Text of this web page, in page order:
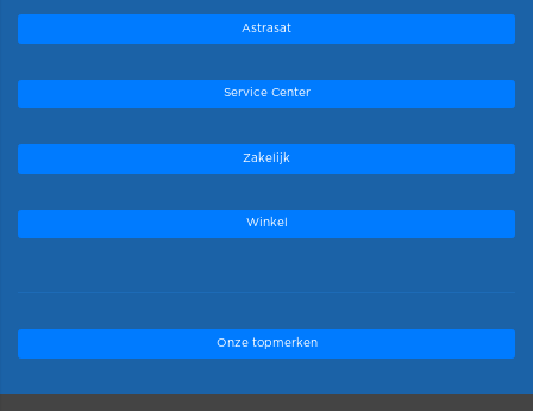
Astrasat
Service Center
Zakelijk
Winkel
Onze topmerken